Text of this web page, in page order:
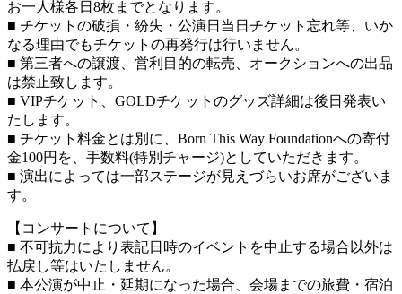
お一人様各日8枚までとなります。
■ チケットの破損・紛失・公演日当日チケット忘れ等、いか
なる理由でもチケットの再発行は行いません。
■ 第三者への譲渡、営利目的の転売、オークションへの出品
は禁止致します。
■ VIPチケット、GOLDチケットのグッズ詳細は後日発表い
たします。
■ チケット料金とは別に、Born This Way Foundationへの寄付
金100円を、手数料(特別チャージ)としていただきます。
■ 演出によっては一部ステージが見えづらいお席がございま
す。
【コンサートについて】
■ 不可抗力により表記日時のイベントを中止する場合以外は
払戻し等はいたしません。
■ 本公演が中止・延期になった場合、会場までの旅費・宿泊